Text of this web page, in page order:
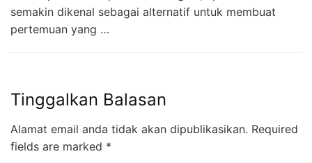
semakin dikenal sebagai alternatif untuk membuat
pertemuan yang …
Tinggalkan Balasan
Alamat email anda tidak akan dipublikasikan. Required
fields are marked *